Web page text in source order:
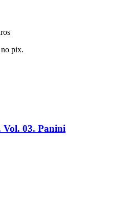
pix.
Vol. 03. Panini